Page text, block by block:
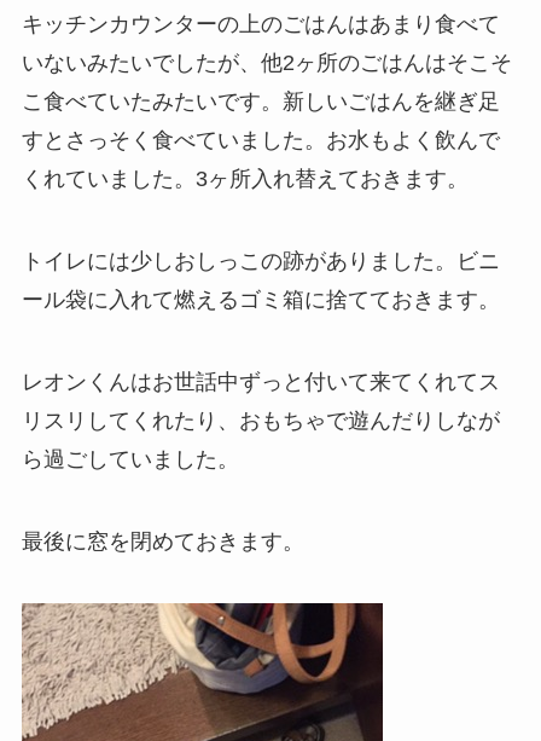
キッチンカウンターの上のごはんはあまり食べて
いないみたいでしたが、他2ヶ所のごはんはそこそ
こ食べていたみたいです。新しいごはんを継ぎ足
すとさっそく食べていました。お水もよく飲んで
くれていました。3ヶ所入れ替えておきます。
トイレには少しおしっこの跡がありました。ビニ
ール袋に入れて燃えるゴミ箱に捨てておきます。
レオンくんはお世話中ずっと付いて来てくれてス
リスリしてくれたり、おもちゃで遊んだりしなが
ら過ごしていました。
最後に窓を閉めておきます。